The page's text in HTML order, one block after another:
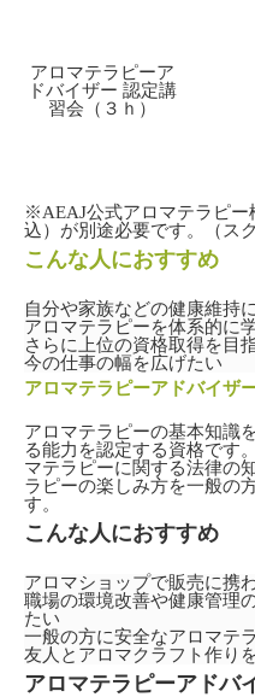
アロマテラピーア
ドバイザー 認定講
習会（３ｈ）
※AEAJ公式アロマテラピー
込）が別途必要です。（ス
こんな人におすすめ
自分や家族などの健康維持
アロマテラピーを体系的に
さらに上位の資格取得を目
今の仕事の幅を広げたい
アロマテラピーアドバイザ
アロマテラピーの基本知識
る能力を認定する資格です
マテラピーに関する法律の
ラピーの楽しみ方を一般の
す。
こんな人におすすめ
アロマショップで販売に携
職場の環境改善や健康管理
たい
一般の方に安全なアロマテ
友人とアロマクラフト作り
アロマテラピーアドバ